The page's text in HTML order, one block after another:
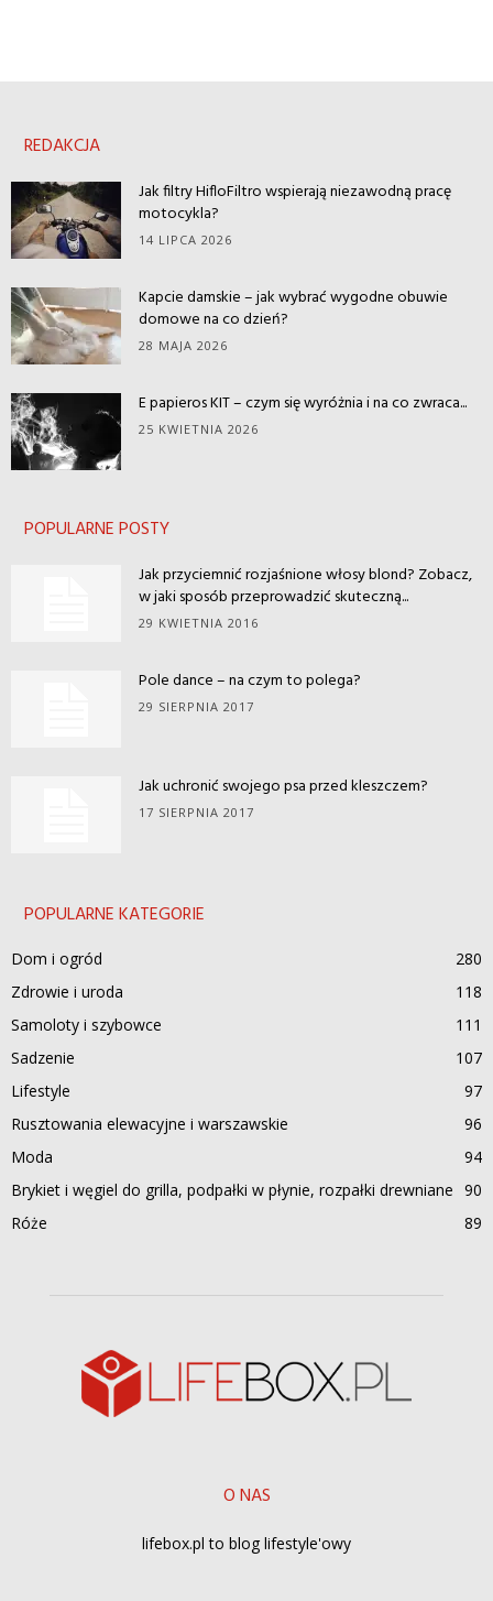
REDAKCJA
Jak filtry HifloFiltro wspierają niezawodną pracę
motocykla?
14 LIPCA 2026
Kapcie damskie – jak wybrać wygodne obuwie
domowe na co dzień?
28 MAJA 2026
E papieros KIT – czym się wyróżnia i na co zwraca...
25 KWIETNIA 2026
POPULARNE POSTY
Jak przyciemnić rozjaśnione włosy blond? Zobacz,
w jaki sposób przeprowadzić skuteczną...
29 KWIETNIA 2016
Pole dance – na czym to polega?
29 SIERPNIA 2017
Jak uchronić swojego psa przed kleszczem?
17 SIERPNIA 2017
POPULARNE KATEGORIE
Dom i ogród
280
Zdrowie i uroda
118
Samoloty i szybowce
111
Sadzenie
107
Lifestyle
97
Rusztowania elewacyjne i warszawskie
96
Moda
94
Brykiet i węgiel do grilla, podpałki w płynie, rozpałki drewniane 90
Róże
89
O NAS
lifebox.pl to blog lifestyle'owy